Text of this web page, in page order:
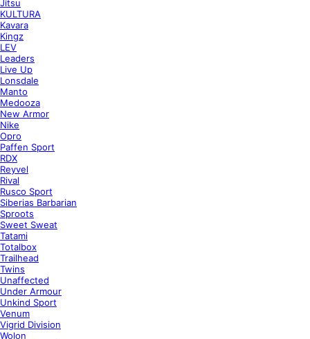
Jitsu
KULTURA
Kavara
Kingz
LEV
Leaders
Live Up
Lonsdale
Manto
Medooza
New Armor
Nike
Opro
Paffen Sport
RDX
Reyvel
Rival
Rusco Sport
Siberias Barbarian
Sproots
Sweet Sweat
Tatami
Totalbox
Trailhead
Twins
Unaffected
Under Armour
Unkind Sport
Venum
Vigrid Division
Wolon